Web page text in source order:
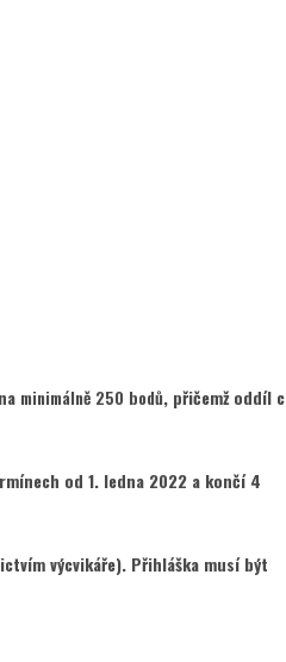
na minimálně 250 bodů, přičemž oddíl c
od 1. ledna 2022 a končí 4
výcvikáře). Přihláška musí být